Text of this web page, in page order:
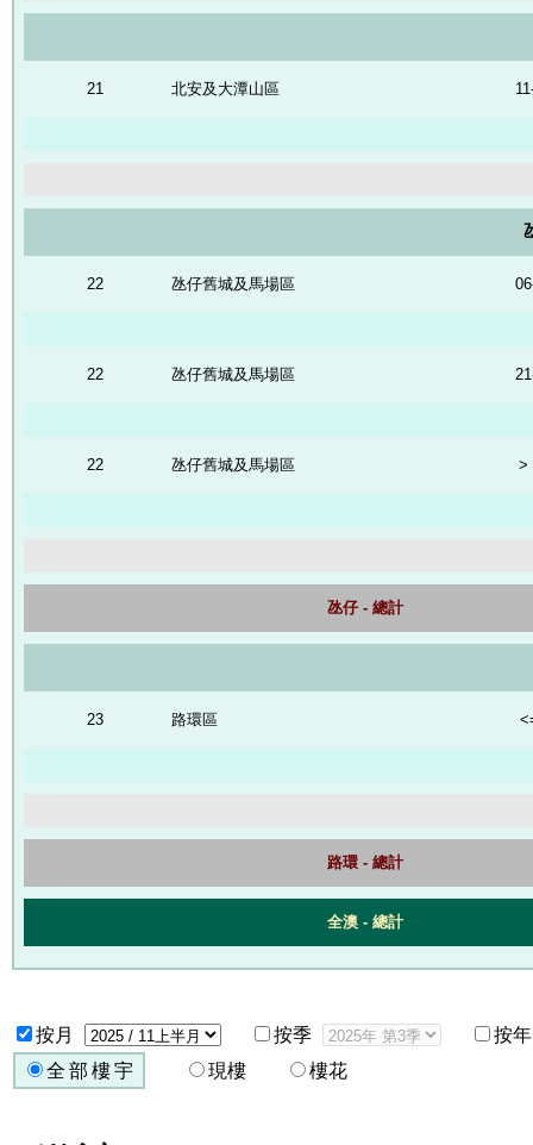
21 北安及大潭山區
22 氹仔舊城及馬場區
22 氹仔舊城及馬場區
22 氹仔舊城及馬場區 >
氹仔 - 總計
23 路環區
路環 - 總計
全澳 - 總計
按月 按季
按年
全部樓宇
現樓 樓花